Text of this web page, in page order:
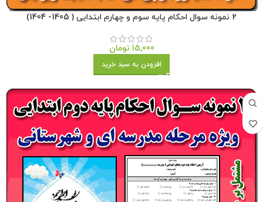
2 نمونه سوال احکام پایه سوم و چهارم ابتدایی ( 1405- 1404)
15,000 تومان
افزودن به سبد خرید